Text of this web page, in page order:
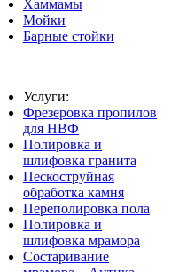
Хаммамы
Мойки
Барные стойки
Услуги:
Фрезеровка пропилов
для НВФ
Полировка и
шлифовка гранита
Пескоструйная
обработка камня
Переполировка пола
Полировка и
шлифовка мрамора
Состаривание